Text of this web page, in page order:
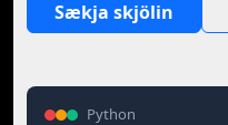
Sækja skjölin
Python